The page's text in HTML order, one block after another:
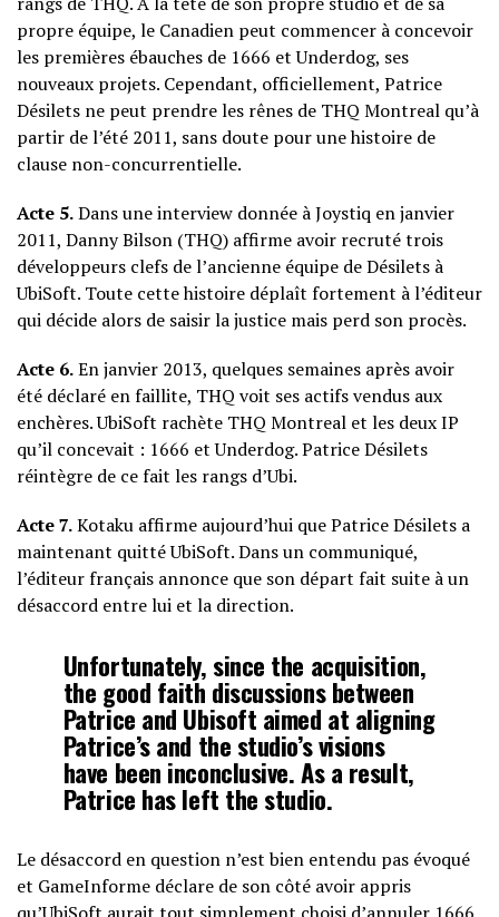
propre équipe, le Canadien peut commencer à concevoir
les premières ébauches de 1666 et Underdog, ses
nouveaux projets. Cependant, officiellement, Patrice
Désilets ne peut prendre les rênes de THQ Montreal qu’à
partir de l’été 2011, sans doute pour une histoire de
clause non-concurrentielle.
Acte 5.Dans une interview donnée à Joystiq en janvier
2011, Danny Bilson (THQ) affirme avoir recruté trois
développeurs clefs de l’ancienne équipe de Désilets à
UbiSoft. Toute cette histoire déplaît fortement à l’éditeur
qui décide alors de saisir la justice mais perd son procès.
Acte 6.En janvier 2013, quelques semaines après avoir
été déclaré en faillite, THQ voit ses actifs vendus aux
enchères. UbiSoft rachète THQ Montreal et les deux IP
qu’il concevait : 1666 et Underdog. Patrice Désilets
réintègre de ce fait les rangs d’Ubi.
Acte 7.Kotaku affirme aujourd’hui que Patrice Désilets a
maintenant quitté UbiSoft. Dans un communiqué,
l’éditeur français annonce que son départ fait suite à un
désaccord entre lui et la direction.
Unfortunately, since the acquisition,
the good faith discussions between
Patrice and Ubisoft aimed at aligning
Patrice’s and the studio’s visions
have been inconclusive. As a result,
Patrice has left the studio.
Le désaccord en question n’est bien entendu pas évoqué
et GameInforme déclare de son côté avoir appris